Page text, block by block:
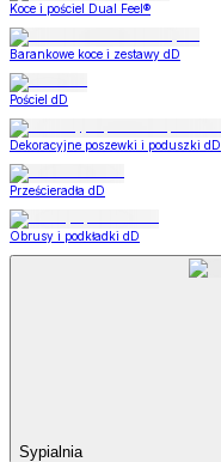
Koce i pościel Dual Feel®
Barankowe koce i zestawy dD
Pościel dD
Dekoracyjne poszewki i poduszki dD
Prześcieradła dD
Obrusy i podkładki dD
Sypialnia